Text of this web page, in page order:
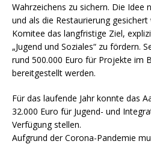
Wahrzeichens zu sichern. Die Idee
und als die Restaurierung
Komitee das langfristige Ziel,
„Jugend und Soziales“ zu fördern.
rund 500.000 Euro für Projekte im
bereitgestellt werden.
Für das laufende Jahr konnte das
32.000 Euro für Jugend- und
Verfügung stellen.
Aufgrund der Corona-Pandemie